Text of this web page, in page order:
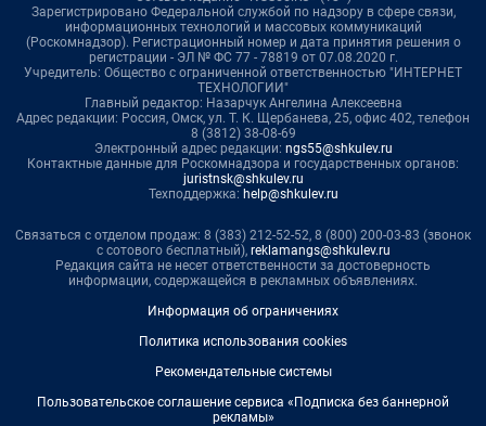
Зарегистрировано Федеральной службой по надзору в сфере связи,
информационных технологий и массовых коммуникаций
(Роскомнадзор). Регистрационный номер и дата принятия решения о
регистрации - ЭЛ № ФС 77 - 78819 от 07.08.2020 г.
Учредитель: Общество с ограниченной ответственностью "ИНТЕРНЕТ
ТЕХНОЛОГИИ"
Главный редактор: Назарчук Ангелина Алексеевна
Адрес редакции: Россия, Омск, ул. Т. К. Щербанева, 25, офис 402, телефон
8 (3812) 38-08-69
Электронный адрес редакции: ngs55@shkulev.ru
Контактные данные для Роскомнадзора и государственных органов:
juristnsk@shkulev.ru
Техподдержка: help@shkulev.ru
Связаться с отделом продаж: 8 (383) 212-52-52, 8 (800) 200-03-83 (звонок
с сотового бесплатный), reklamangs@shkulev.ru
Редакция сайта не несет ответственности за достоверность
информации, содержащейся в рекламных объявлениях.
Информация об ограничениях
Политика использования cookies
Рекомендательные системы
Пользовательское соглашение сервиса «Подписка без баннерной
рекламы»